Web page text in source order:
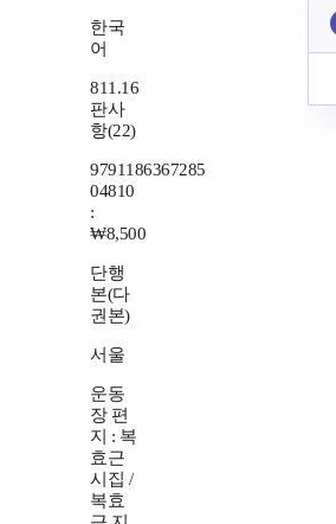
한국
어
811.16
판사
항(22)
9791186367285
04810
:
₩8,500
단행
본(다
권본)
서울
운동
장 편
지 : 복
효근
시집 /
복효